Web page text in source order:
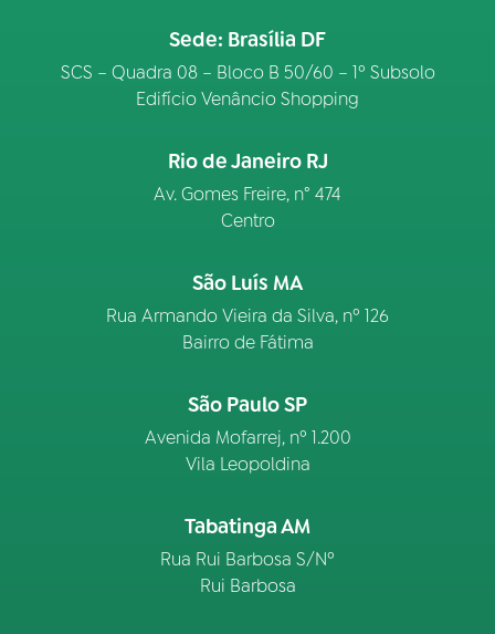
Sede: Brasília DF
SCS – Quadra 08 – Bloco B 50/60 – 1º Subsolo
Edifício Venâncio Shopping
Rio de Janeiro RJ
Av. Gomes Freire, n° 474
Centro
São Luís MA
Rua Armando Vieira da Silva, nº 126
Bairro de Fátima
São Paulo SP
Avenida Mofarrej, nº 1.200
Vila Leopoldina
Tabatinga AM
Rua Rui Barbosa S/Nº
Rui Barbosa